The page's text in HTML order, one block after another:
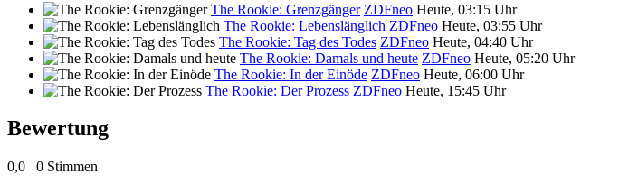
The Rookie: Grenzgänger ZDFneo Heute, 03:15 Uhr
The Rookie: Lebenslänglich ZDFneo Heute, 03:55 Uhr
The Rookie: Tag des Todes ZDFneo Heute, 04:40 Uhr
The Rookie: Damals und heute ZDFneo Heute, 05:20 Uhr
The Rookie: In der Einöde ZDFneo Heute, 06:00 Uhr
The Rookie: Der Prozess ZDFneo Heute, 15:45 Uhr
Bewertung
0,0 0 Stimmen